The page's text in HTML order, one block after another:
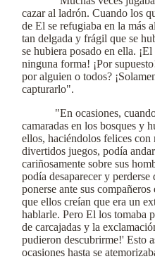
cazar al ladrón. Cuando los
de El se refugiaba en la más
tan delgada y frágil que se
se hubiera posado en ella.
ninguna forma! ¡Por
por alguien o todos?
capturarlo".
"En ocasiones,
camaradas en los bosques y
ellos, haciéndolos felices
divertidos juegos, podía
cariñosamente sobre sus
podía desaparecer y
ponerse ante sus
que ellos creían que era un
hablarle. Pero El los tomaba
de carcajadas y la
pudieron descubrirme!' Esto
ocasiones hasta se